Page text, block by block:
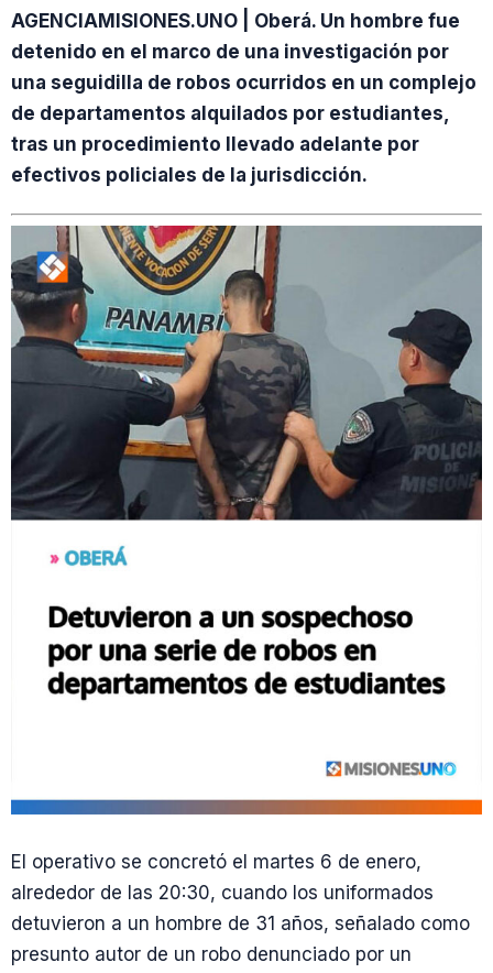
AGENCIAMISIONES.UNO | Oberá. Un hombre fue
detenido en el marco de una investigación por
una seguidilla de robos ocurridos en un complejo
de departamentos alquilados por estudiantes,
tras un procedimiento llevado adelante por
efectivos policiales de la jurisdicción.
El operativo se concretó el martes 6 de enero,
alrededor de las 20:30, cuando los uniformados
detuvieron a un hombre de 31 años, señalado como
presunto autor de un robo denunciado por un